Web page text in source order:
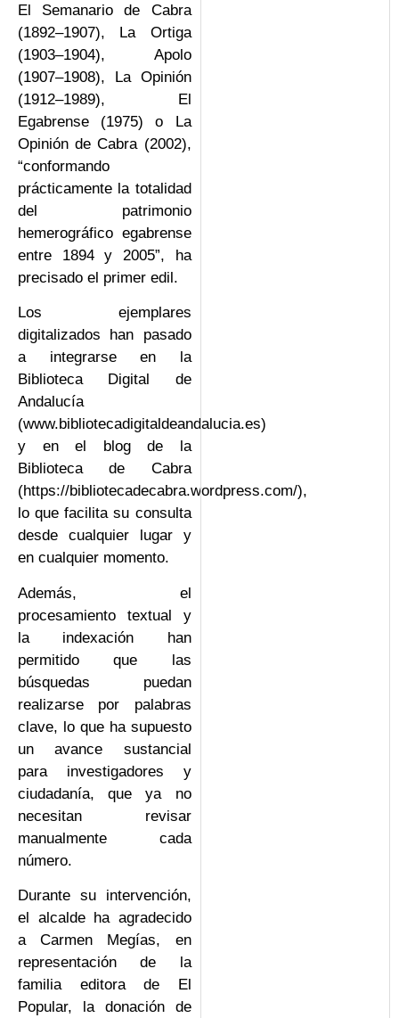
El Semanario de Cabra
(1892–1907), La Ortiga
(1903–1904), Apolo
(1907–1908), La Opinión
(1912–1989), El
Egabrense (1975) o La
Opinión de Cabra (2002),
“conformando
prácticamente la totalidad
del patrimonio
hemerográfico egabrense
entre 1894 y 2005”, ha
precisado el primer edil.
Los ejemplares
digitalizados han pasado
a integrarse en la
Biblioteca Digital de
Andalucía
(www.bibliotecadigitaldeandalucia.es)
y en el blog de la
Biblioteca de Cabra
(https://bibliotecadecabra.wordpress.com/),
lo que facilita su consulta
desde cualquier lugar y
en cualquier momento.
Además, el
procesamiento textual y
la indexación han
permitido que las
búsquedas puedan
realizarse por palabras
clave, lo que ha supuesto
un avance sustancial
para investigadores y
ciudadanía, que ya no
necesitan revisar
manualmente cada
número.
Durante su intervención,
el alcalde ha agradecido
a Carmen Megías, en
representación de la
familia editora de El
Popular, la donación de